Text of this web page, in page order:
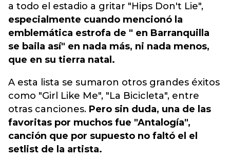
a todo el estadio a gritar "Hips Don't Lie",
especialmente cuando mencionó la
emblemática estrofa de " en Barranquilla
se baila así" en nada más, ni nada menos,
que en su tierra natal.
A esta lista se sumaron otros grandes éxitos
como "Girl Like Me", "La Bicicleta", entre
otras canciones. Pero sin duda, una de las
favoritas por muchos fue "Antalogía",
canción que por supuesto no faltó el el
setlist de la artista.